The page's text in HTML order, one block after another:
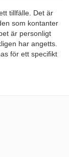
tillfälle. Det är
som kontanter
är personligt
har angetts.
för ett specifikt